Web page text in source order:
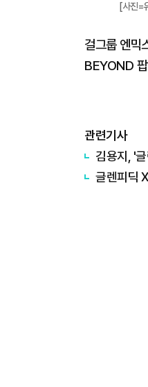
[사진=
걸그룹 엔믹
BEYOND
관련기사
김용지, '
글렌피딕